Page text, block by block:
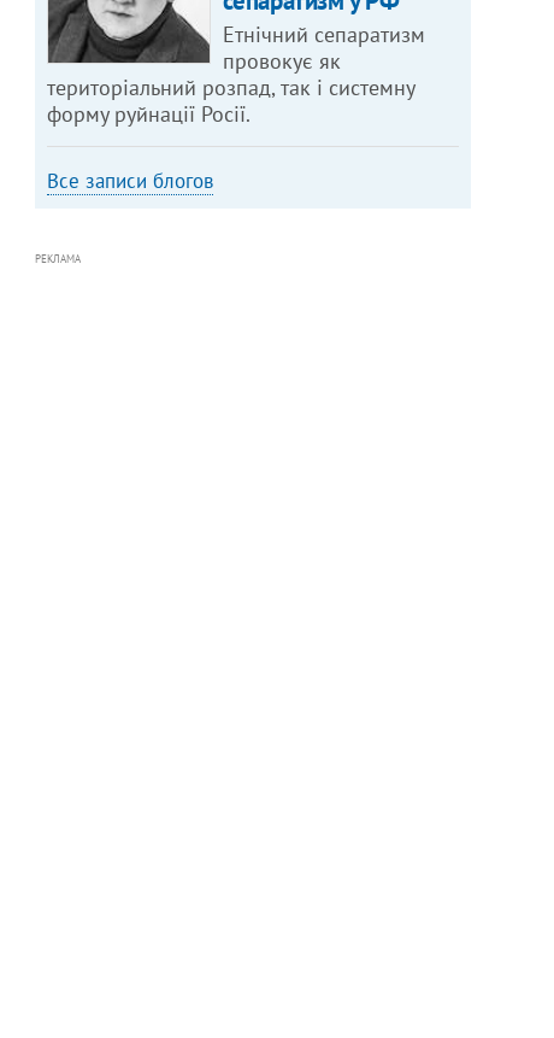
Етнічний сепаратизм
провокує як
територіальний розпад, так і системну
форму руйнації Росії.
Все записи блогов
РЕКЛАМА